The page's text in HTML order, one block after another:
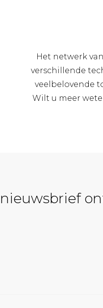
Het netwerk
verschillende
veelbelovende
Wilt u meer